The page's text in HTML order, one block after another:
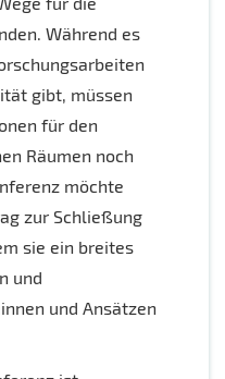
Während es
gibt, müssen
für den
Räumen noch
möchte
zur Schließung
sie ein breites
und
und Ansätzen